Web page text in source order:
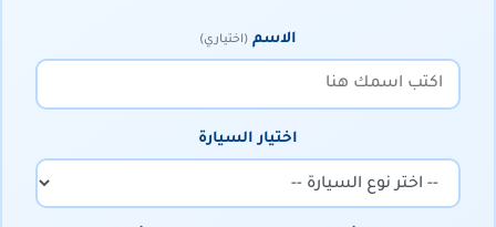
الاسم (اختياري)
اختيار السيارة